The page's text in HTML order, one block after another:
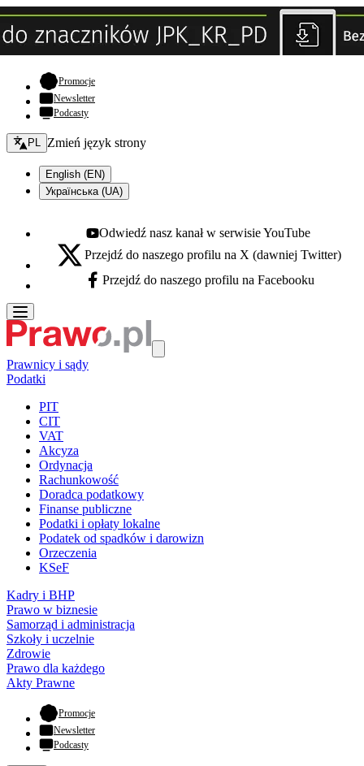
Promocje- otwiera się w nowej karcie
Newsletter
Podcasty
Zmień język - bieżący:
PL Zmień język strony
English (EN)
Українська (UA)
Youtube - otwiera się w nowej karcie
Odwiedź nasz kanał w serwisie YouTube
X - otwiera się w nowej karcie
Przejdź do naszego profilu na X (dawniej Twitter)
Facebook - otwiera się w nowej karcie
Przejdź do naszego profilu na Facebooku
Prawnicy i sądy
Podatki
PIT
CIT
VAT
Akcyza
Ordynacja
Rachunkowość
Doradca podatkowy
Finanse publiczne
Podatki i opłaty lokalne
Podatek od spadków i darowizn
Orzeczenia
KSeF
Kadry i BHP
Prawo w biznesie
Samorząd i administracja
Szkoły i uczelnie
Zdrowie
Prawo dla każdego
Akty Prawne
Promocje- otwiera się w nowej karcie
Newsletter
Podcasty